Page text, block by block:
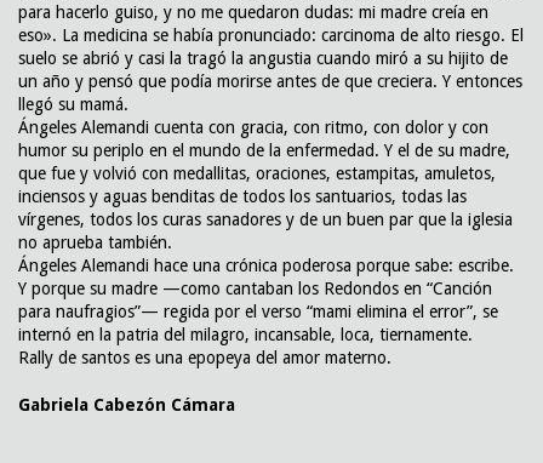
para hacerlo guiso, y no me quedaron dudas: mi madre creía en
eso». La medicina se había pronunciado: carcinoma de alto riesgo. El
suelo se abrió y casi la tragó la angustia cuando miró a su hijito de
un año y pensó que podía morirse antes de que creciera. Y entonces
llegó su mamá.
Ángeles Alemandi cuenta con gracia, con ritmo, con dolor y con
humor su periplo en el mundo de la enfermedad. Y el de su madre,
que fue y volvió con medallitas, oraciones, estampitas, amuletos,
inciensos y aguas benditas de todos los santuarios, todas las
vírgenes, todos los curas sanadores y de un buen par que la iglesia
no aprueba también.
Ángeles Alemandi hace una crónica poderosa porque sabe: escribe.
Y porque su madre —como cantaban los Redondos en “Canción
para naufragios”— regida por el verso “mami elimina el error”, se
internó en la patria del milagro, incansable, loca, tiernamente.
Rally de santos es una epopeya del amor materno.
Gabriela Cabezón Cámara